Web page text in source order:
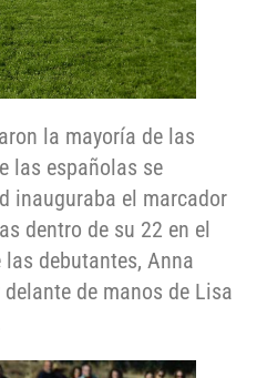
la mayoría de las
las españolas se
inauguraba el marcador
dentro de su 22 en el
debutantes, Anna
de manos de Lisa